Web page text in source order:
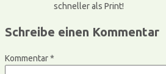
schneller als Print!
Schreibe einen Kommentar
Kommentar*